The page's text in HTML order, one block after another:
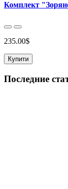
Комплект
235.00$
Купити
Последние